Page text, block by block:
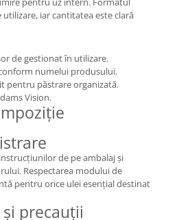
iar cantitatea este clară
de gestionat în utilizare.
numelui produsului.
pentru păstrare organizată.
Vision.
de pe ambalaj și
Respectarea modului de
pentru orice ulei esențial destinat
precauții